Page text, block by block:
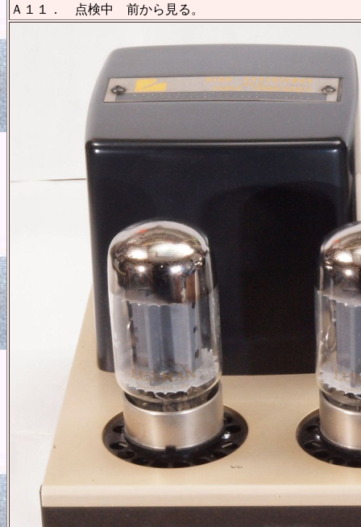
Ａ１１． 点検中 前から見る。